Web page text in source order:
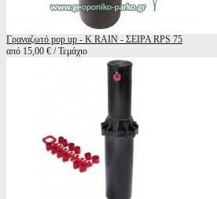
Γραναζωτό pop up - K RAIN - ΣΕΙΡΑ RPS 75
από 15,00 € / Τεμάχιο